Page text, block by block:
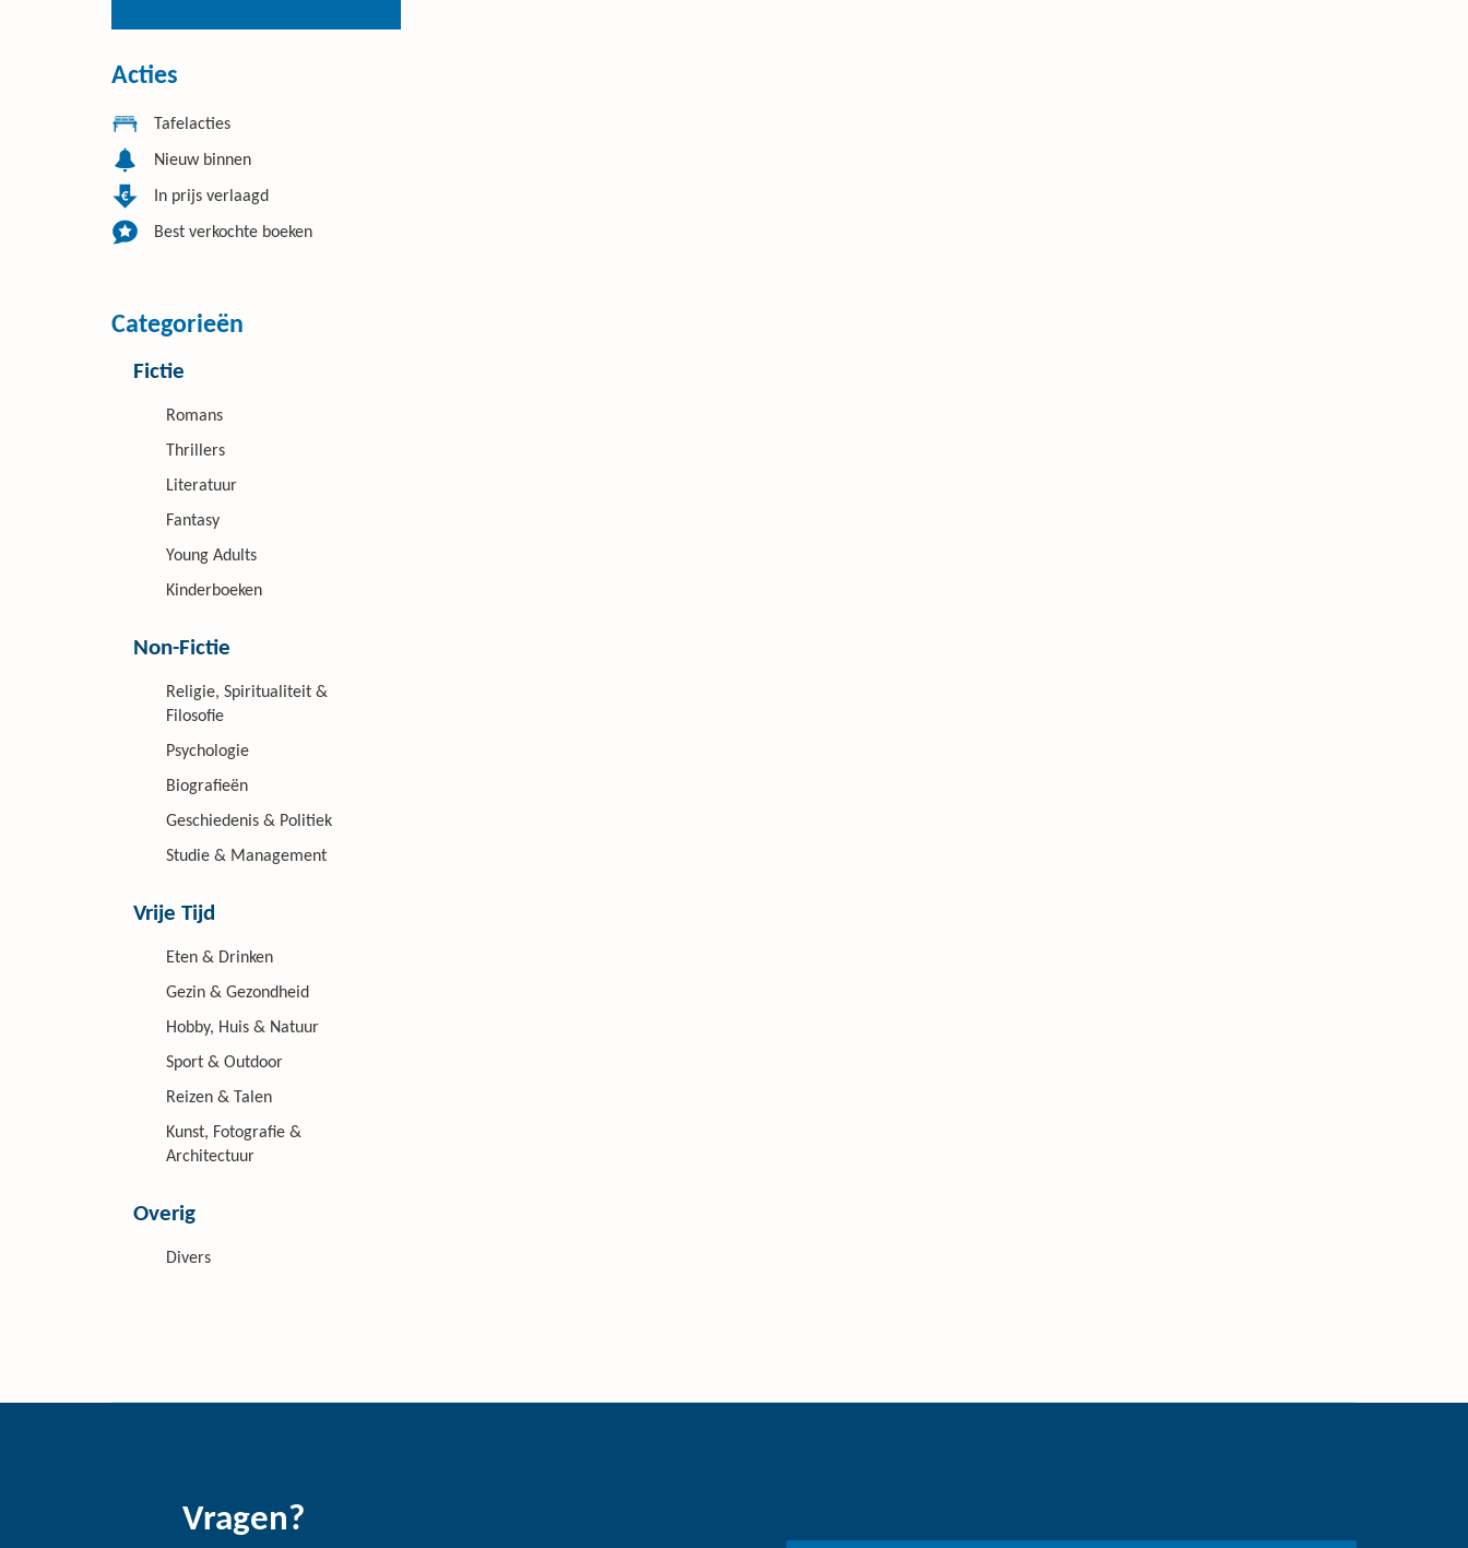
Acties
Tafelacties
Nieuw binnen
In prijs verlaagd
Best verkochte boeken
Categorieën
Fictie
Romans
Thrillers
Literatuur
Fantasy
Young Adults
Kinderboeken
Non-Fictie
Religie, Spiritualiteit &
Filosofie
Psychologie
Biografieën
Geschiedenis & Politiek
Studie & Management
Vrije Tijd
Eten & Drinken
Gezin & Gezondheid
Hobby, Huis & Natuur
Sport & Outdoor
Reizen & Talen
Kunst, Fotografie &
Architectuur
Overig
Divers
Vragen?